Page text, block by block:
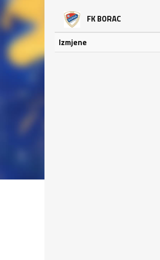
FK BORAC
Izmjene